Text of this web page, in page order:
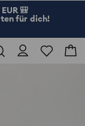
🎒
für dich!